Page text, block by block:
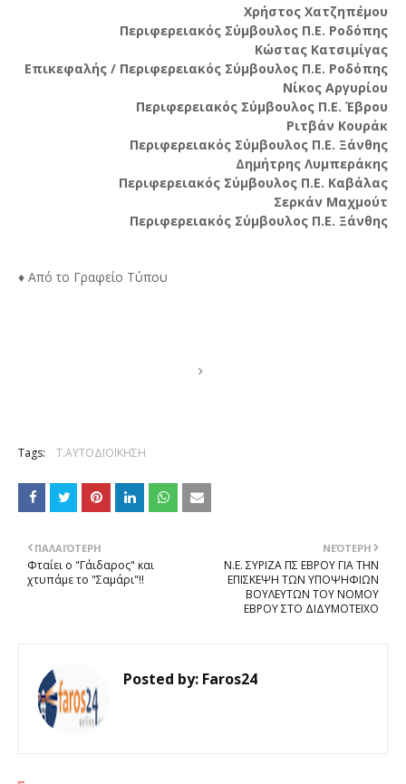
Χρήστος Χατζηπέμου
Περιφερειακός Σύμβουλος Π.Ε. Ροδόπης
Κώστας Κατσιμίγας
Επικεφαλής / Περιφερειακός Σύμβουλος Π.Ε. Ροδόπης
Νίκος Αργυρίου
Περιφερειακός Σύμβουλος Π.Ε. Έβρου
Ριτβάν Κουράκ
Περιφερειακός Σύμβουλος Π.Ε. Ξάνθης
Δημήτρης Λυμπεράκης
Περιφερειακός Σύμβουλος Π.Ε. Καβάλας
Σερκάν Μαχμούτ
Περιφερειακός Σύμβουλος Π.Ε. Ξάνθης
♦ Από το Γραφείο Τύπου
Tags: Τ.ΑΥΤΟΔΙΟΙΚΗΣΗ
ΝΕΌΤΕΡΗ
Ν.Ε. ΣΥΡΙΖΑ ΠΣ ΕΒΡΟΥ ΓΙΑ ΤΗΝ
ΕΠΙΣΚΕΨΗ ΤΩΝ ΥΠΟΨΗΦΙΩΝ
ΒΟΥΛΕΥΤΩΝ ΤΟΥ ΝΟΜΟΥ
ΕΒΡΟΥ ΣΤΟ ΔΙΔΥΜΟΤΕΙΧΟ
ΠΑΛΑΙΌΤΕΡΗ
Φταίει ο "Γάιδαρος" και
χτυπάμε το "Σαμάρι"!!
Posted by: Faros24